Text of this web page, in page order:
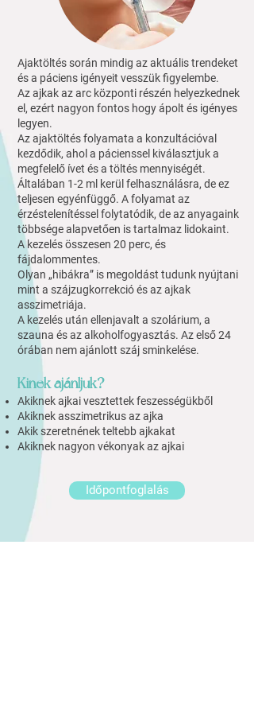
Ajaktöltés során mindig az aktuális trendeket
és a páciens igényeit vesszük figyelembe.
Az ajkak az arc központi részén helyezkednek
el, ezért nagyon fontos hogy ápolt és igényes
legyen.
Az ajaktöltés folyamata a konzultációval
kezdődik, ahol a pácienssel kiválasztjuk a
megfelelő ívet és a töltés mennyiségét.
Általában 1-2 ml kerül felhasználásra, de ez
teljesen egyénfüggő. A folyamat az
érzéstelenítéssel folytatódik, de az anyagaink
többsége alapvetően is tartalmaz lidokaint.
A kezelés összesen 20 perc, és
fájdalommentes.
Olyan „hibákra” is megoldást tudunk nyújtani
mint a szájzugkorrekció és az ajkak
asszimetriája.
A kezelés után ellenjavalt a szolárium, a
szauna és az alkoholfogyasztás. Az első 24
órában nem ajánlott száj sminkelése.
Kinek ajánljuk?
Akiknek ajkai vesztettek feszességükből
Akiknek asszimetrikus az ajka
Akik szeretnének teltebb ajkakat
Akiknek nagyon vékonyak az ajkai
Időpontfoglalás